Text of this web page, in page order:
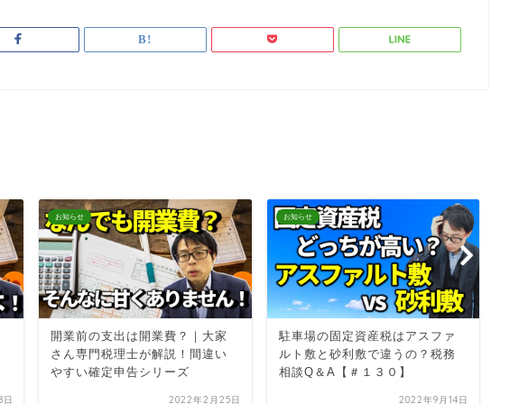
お知らせ
開業前の支出は開業費？｜大家
さん専門税理士が解説！間違い
やすい確定申告シリーズ
2022年2月25日
お知らせ
駐車場の固定資産税はアスファ
ルト敷と砂利敷で違うの？税務
相談Q＆A【＃１３０】
2022年9月14日